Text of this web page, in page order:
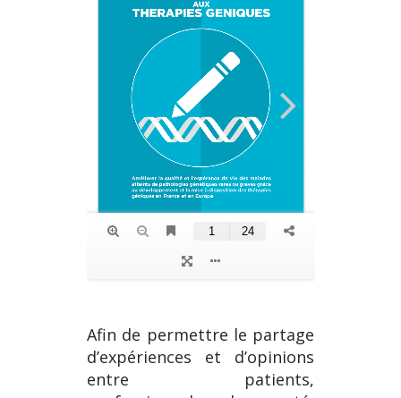
Afin de permettre le partage
d’expériences et d’opinions
entre patients,